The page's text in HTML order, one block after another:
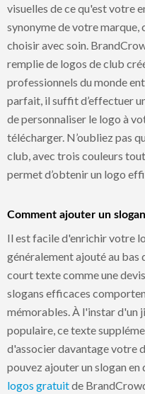
visuelles de ce qu'est votre
synonyme de votre marque,
choisir avec soin.
remplie de logos de club
professionnels du monde
parfait, il suffit d’effectuer
de personnaliser le logo à
télécharger. N’oubliez pas
club, avec trois couleurs
permet d’obtenir un logo
Comment ajouter un
Il est facile d'enrichir votre
généralement ajouté au bas
court texte comme une
slogans efficaces
mémorables. À l'instar d'un
populaire, ce texte
d'associer davantage votre
pouvez ajouter un slogan en
logos gratuitde